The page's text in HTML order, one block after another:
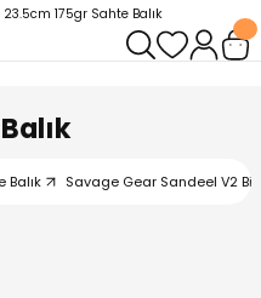
Balık Savage Gear Sandeel V2